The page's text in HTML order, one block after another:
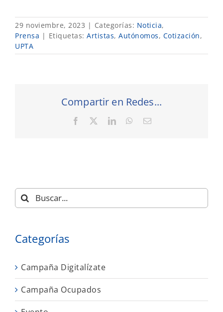
29 noviembre, 2023 | Categorías: Noticia,
Prensa | Etiquetas: Artistas, Autónomos, Cotización,
UPTA
Compartir en Redes...
Facebook LinkedInWhatsApp
Correo
Buscar:
Categorías
Campaña Digitalízate
Campaña Ocupados